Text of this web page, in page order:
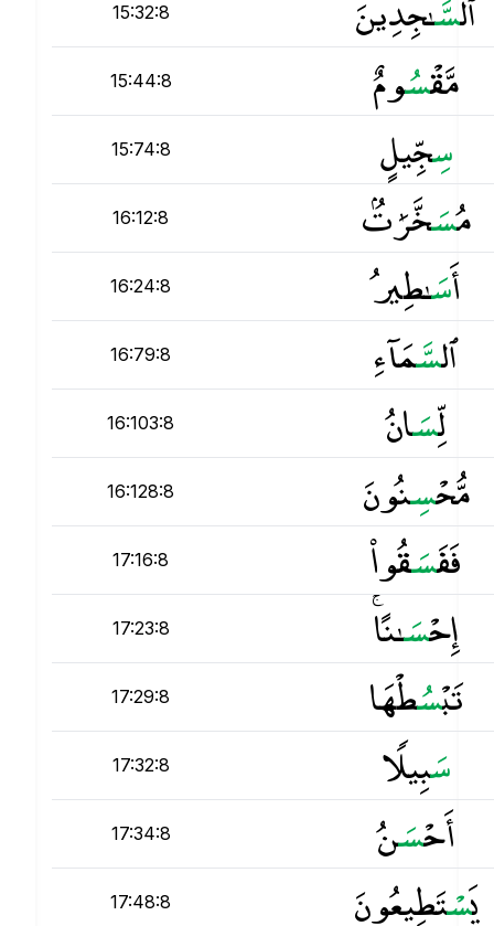
15:32:8
15:44:8 مَّقْسُومٌ
15:74:8 سِجِّيلٍ
16:12:8 مُسَخَّرَٰتٌۢ
16:24:8 أَسَـٰطِيرُ
16:79:8 ٱلسَّمَآءِ
16:103:8 لِّسَانُ
16:128:8 مُّحْسِنُونَ
17:16:8 فَفَسَقُوا۟
17:23:8 إِحْسَـٰنًا ۚ
17:29:8 تَبْسُطْهَا
17:32:8 سَبِيلًۭا
17:34:8 أَحْسَنُ
17:48:8 يَسْتَطِيعُونَ